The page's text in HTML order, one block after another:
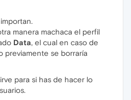
manera machaca el perfil
Data, el cual en caso de
previamente se borraría
para si has de hacer lo